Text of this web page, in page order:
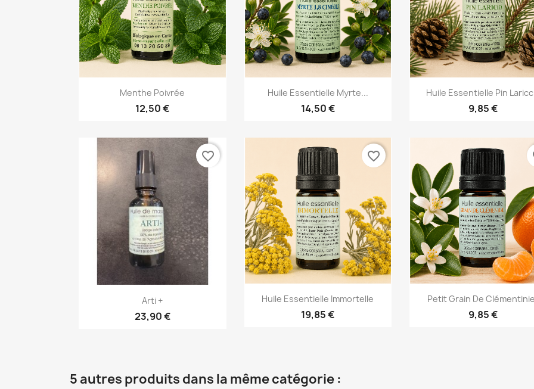
Aperçu rapide
Menthe Poivrée
12,50 €
Aperçu rapide
Huile Essentielle Myrte...
14,50 €
Aperçu rapide
Huile Essentielle Pin
9,85 €
Aperçu rapide
Arti +
23,90 €
favorite_border
Aperçu rapide
Huile Essentielle Immortelle
19,85 €
favorite_border
Aperçu rapide
Petit Grain De
9,85 €
5 autres produits dans la même catégorie :